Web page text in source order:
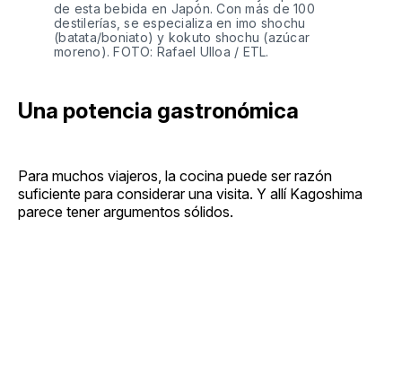
de esta bebida en Japón. Con más de 100
destilerías, se especializa en imo shochu
(batata/boniato) y kokuto shochu (azúcar
moreno). FOTO: Rafael Ulloa / ETL.
Una potencia gastronómica
Para muchos viajeros, la cocina puede ser razón
suficiente para considerar una visita. Y allí Kagoshima
parece tener argumentos sólidos.